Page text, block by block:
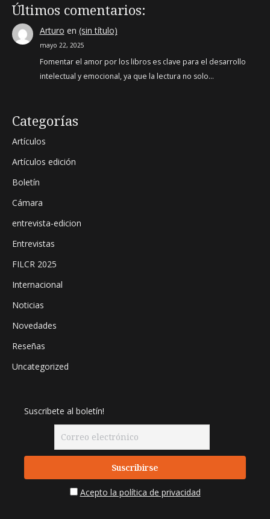
Últimos comentarios:
Arturo en (sin título)
mayo 22, 2025
Fomentar el amor por los libros es clave para el desarrollo
intelectual y emocional, ya que la lectura no solo…
Categorías
Artículos
Artículos edición
Boletín
Cámara
entrevista-edicion
Entrevistas
FILCR 2025
Internacional
Noticias
Novedades
Reseñas
Uncategorized
Suscribete al boletín!
Acepto la política de privacidad